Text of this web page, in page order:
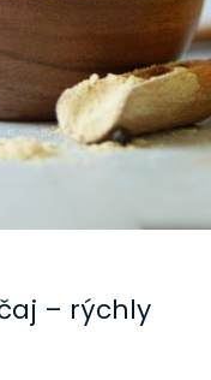
– rýchly